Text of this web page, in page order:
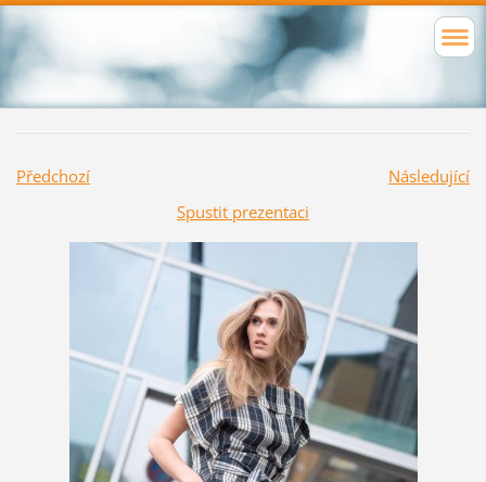
Předchozí
Následující
Spustit prezentaci